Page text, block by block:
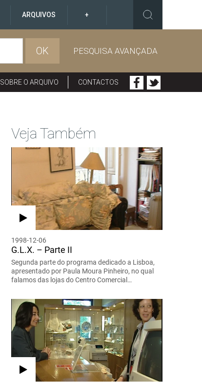
ARQUIVOS +
OK PESQUISA AVANÇADA
SOBRE O ARQUIVO CONTACTOS
Veja Também
1998-12-06
G.L.X. – Parte II
Segunda parte do programa dedicado a Lisboa,
apresentado por Paula Moura Pinheiro, no qual
falamos das lojas do Centro Comercial…